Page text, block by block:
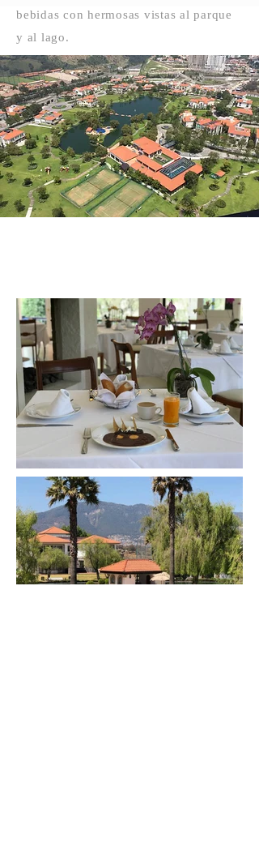
bebidas con hermosas vistas al parque
y al lago.